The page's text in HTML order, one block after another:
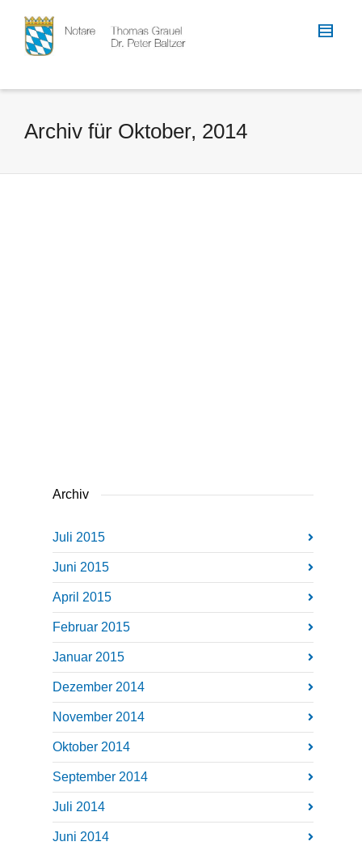
Archiv für Oktober, 2014
Archiv
Juli 2015
Juni 2015
April 2015
Februar 2015
Januar 2015
Dezember 2014
November 2014
Oktober 2014
September 2014
Juli 2014
Juni 2014